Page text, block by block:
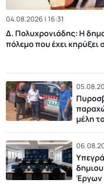
04.08.2026 | 16:31
Δ. Πολυχρονιάδης: Η
πόλεμο που έχει κηρύξει
μέλη
Έργων